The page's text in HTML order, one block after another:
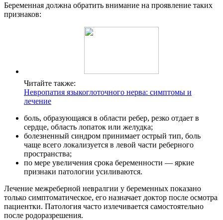
Беременная должна обратить внимание на проявление таких
признаков:
Читайте также:
Невропатия языкоглоточного нерва: симптомы и
лечение
боль, образующаяся в области ребер, резко отдает в
сердце, область лопаток или желудка;
болезненный синдром принимает острый тип, боль
чаще всего локализуется в левой части реберного
пространства;
по мере увеличения срока беременности — яркие
признаки патологии усиливаются.
Лечение межреберной невралгии у беременных показано
только симптоматическое, его назначает доктор после осмотра
пациентки. Патология часто излечивается самостоятельно
после родоразрешения.